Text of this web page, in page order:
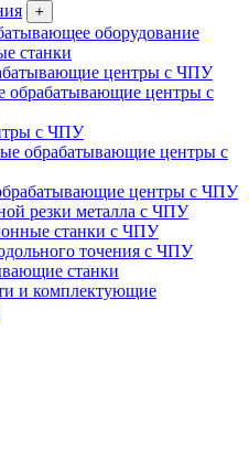
+
оборудование
станки
центры с ЧПУ
обрабатывающие центры с
с ЧПУ
обрабатывающие центры с
центры с ЧПУ
резки металла с ЧПУ
станки с ЧПУ
точения с ЧПУ
станки
и комплектующие